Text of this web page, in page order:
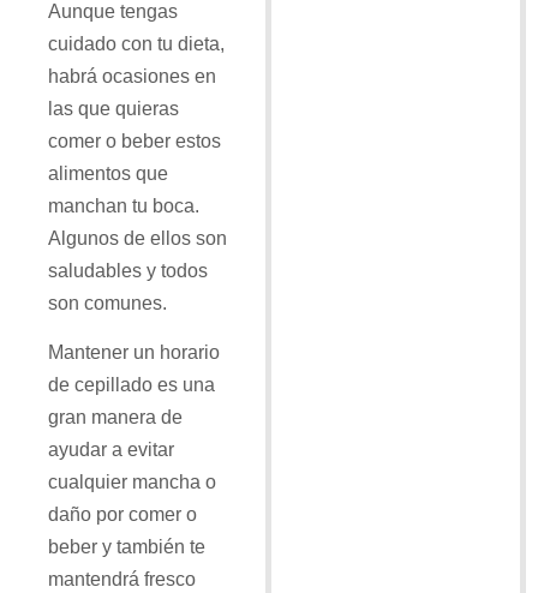
Aunque tengas
cuidado con tu dieta,
habrá ocasiones en
las que quieras
comer o beber estos
alimentos que
manchan tu boca.
Algunos de ellos son
saludables y todos
son comunes.
Mantener un horario
de cepillado es una
gran manera de
ayudar a evitar
cualquier mancha o
daño por comer o
beber y también te
mantendrá fresco